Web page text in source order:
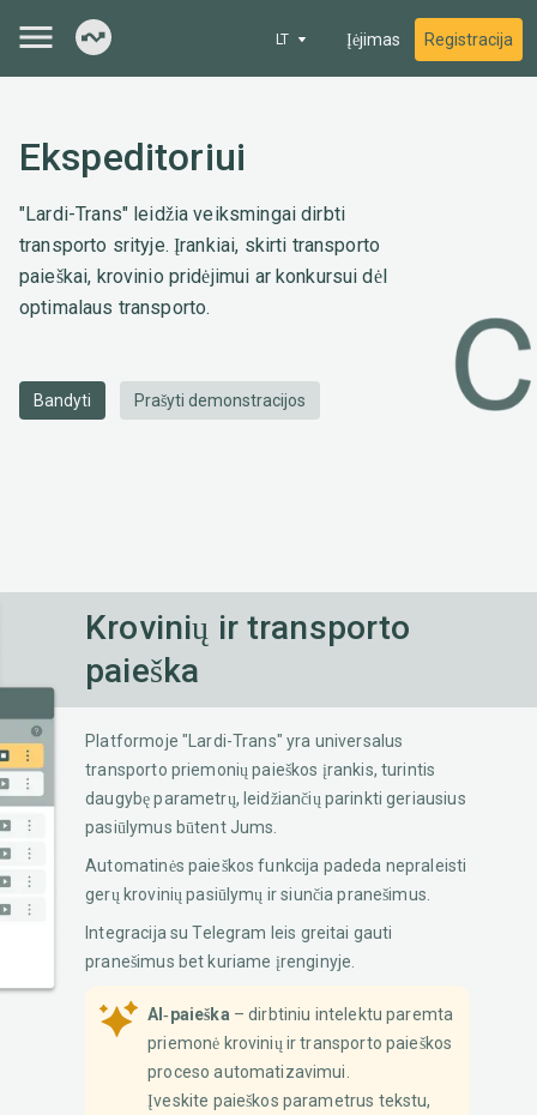
LT Įėjimas Registracija
Ekspeditoriui
"Lardi-Trans" leidžia veiksmingai dirbti
transporto srityje. Įrankiai, skirti transporto
paieškai, krovinio pridėjimui ar konkursui dėl
optimalaus transporto.
Bandyti Prašyti demonstracijos
Krovinių ir transporto
paieška
Platformoje "Lardi-Trans" yra universalus
transporto priemonių paieškos įrankis, turintis
daugybę parametrų, leidžiančių parinkti geriausius
pasiūlymus būtent Jums.
Automatinės paieškos funkcija padeda nepraleisti
gerų krovinių pasiūlymų ir siunčia pranešimus.
Integracija su Telegram leis greitai gauti
pranešimus bet kuriame įrenginyje.
AI‑paieška – dirbtiniu intelektu paremta
priemonė krovinių ir transporto paieškos
proceso automatizavimui.
Įveskite paieškos parametrus tekstu,